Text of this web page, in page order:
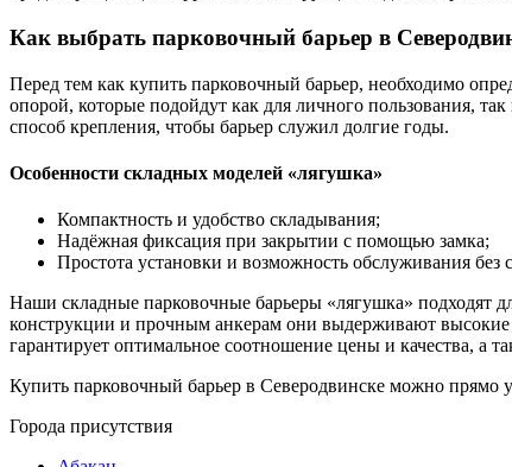
Как выбрать парковочный барьер в
Перед тем как купить парковочный барьер, необходимо
опорой, которые подойдут как для личного пользования,
способ крепления, чтобы барьер служил долгие годы.
Особенности складных моделей «лягушка»
Компактность и удобство складывания;
Надёжная фиксация при закрытии с помощью замка;
Простота установки и возможность обслуживания без
Наши складные парковочные барьеры «лягушка» подходят
конструкции и прочным анкерам они выдерживают
гарантирует оптимальное соотношение цены и качества, а
Купить парковочный барьер в Северодвинске можно прямо
Города присутствия